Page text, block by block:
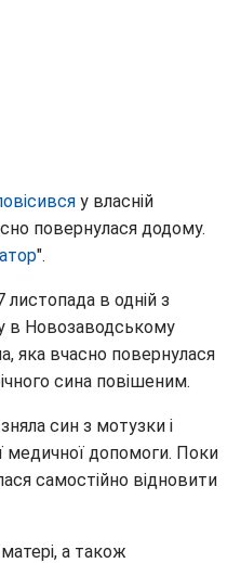
у власній
повернулася додому.
".
в одній з
в Новозаводському
яка вчасно повернулася
сина повішеним.
син з мотузки і
медичної допомоги. Поки
самостійно відновити
а також